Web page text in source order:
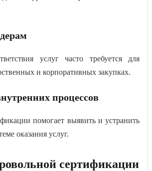
услугчасто требуется для
и корпоративных закупках.
процессов
помогает выявить и устранить
оказания услуг.
сертификации